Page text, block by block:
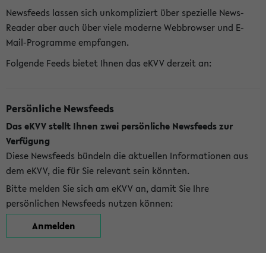
Newsfeeds lassen sich unkompliziert über spezielle News-
Reader aber auch über viele moderne Webbrowser und E-
Mail-Programme empfangen.
Folgende Feeds bietet Ihnen das eKVV derzeit an:
Persönliche Newsfeeds
Das eKVV stellt Ihnen zwei persönliche Newsfeeds zur
Verfügung
Diese Newsfeeds bündeln die aktuellen Informationen aus
dem eKVV, die für Sie relevant sein könnten.
Bitte melden Sie sich am eKVV an, damit Sie Ihre
persönlichen Newsfeeds nutzen können:
Anmelden